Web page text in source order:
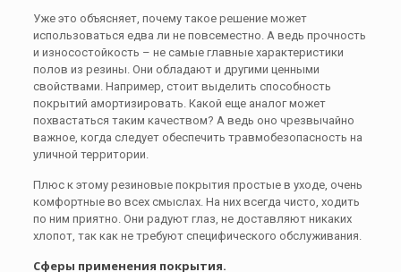
Уже это объясняет, почему такое решение может
использоваться едва ли не повсеместно. А ведь прочность
и износостойкость – не самые главные характеристики
полов из резины. Они обладают и другими ценными
свойствами. Например, стоит выделить способность
покрытий амортизировать. Какой еще аналог может
похвастаться таким качеством? А ведь оно чрезвычайно
важное, когда следует обеспечить травмобезопасность на
уличной территории.
Плюс к этому резиновые покрытия простые в уходе, очень
комфортные во всех смыслах. На них всегда чисто, ходить
по ним приятно. Они радуют глаз, не доставляют никаких
хлопот, так как не требуют специфического обслуживания.
Сферы применения покрытия.